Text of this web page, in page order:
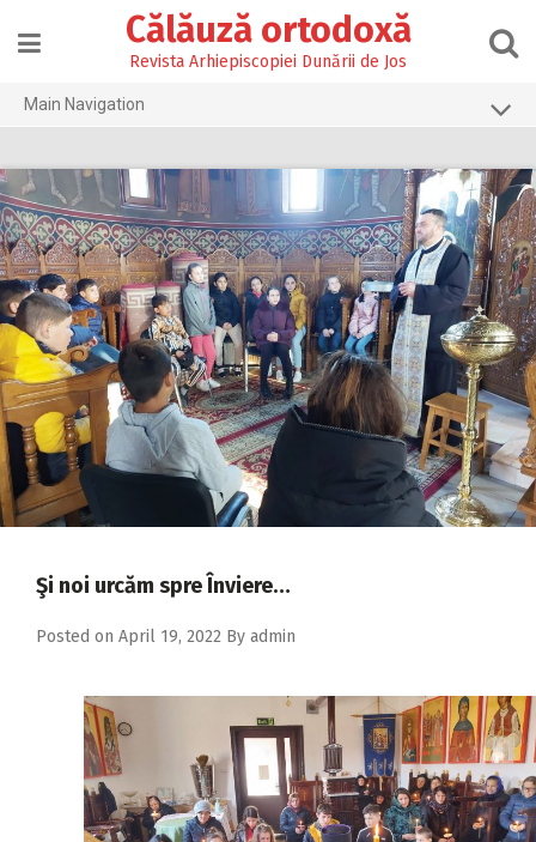
content
Călăuză ortodoxă
Revista Arhiepiscopiei Dunării de Jos
Main Navigation
2026
2025
2024
2023
2022
2021
2020
2019
2017
2016
Şi noi urcăm spre Înviere…
Posted on April 19, 2022 By admin